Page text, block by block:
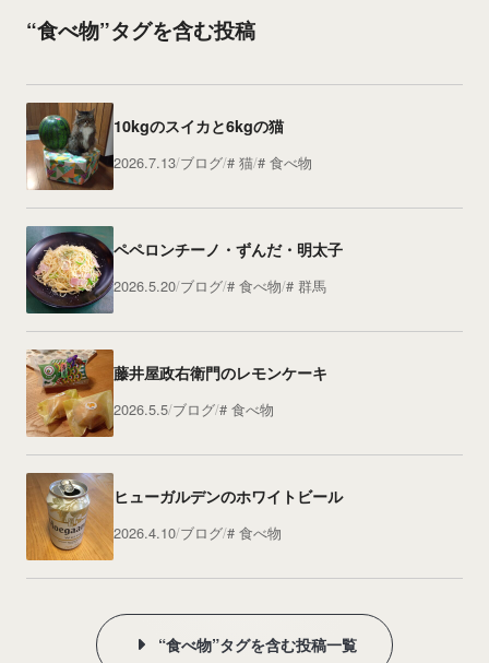
“食べ物”タグを含む投稿
10kgのスイカと6kgの猫
2026.7.13 ブログ 猫 食べ物
ペペロンチーノ・ずんだ・明太子
2026.5.20 ブログ 食べ物 群馬
藤井屋政右衛門のレモンケーキ
2026.5.5 ブログ 食べ物
ヒューガルデンのホワイトビール
2026.4.10 ブログ 食べ物
“食べ物”タグを含む投稿一覧